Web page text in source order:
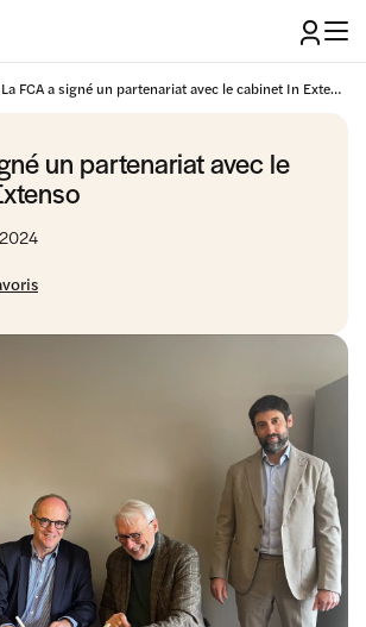
La FCA a signé un partenariat avec le cabinet In Extenso
un partenariat avec le